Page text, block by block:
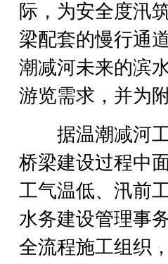
际，为安全度汛
梁配套的慢行通
潮减河未来的滨
游览需求，并为
据温潮减河工
桥梁建设过程中
工气温低、汛前
水务建设管理事
全流程施工组织